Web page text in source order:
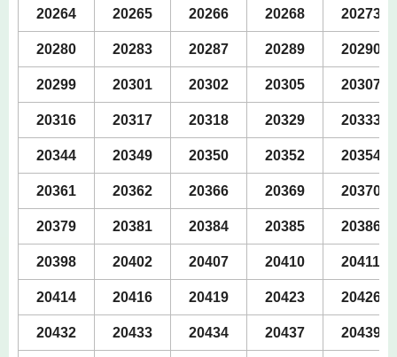
20264 20265 20266 20268 20273
20280 20283 20287 20289 20290
20299 20301 20302 20305 20307
20316 20317 20318 20329 20333
20344 20349 20350 20352 20354
20361 20362 20366 20369 20370
20379 20381 20384 20385 20386
20398 20402 20407 20410 20411
20414 20416 20419 20423 20426
20432 20433 20434 20437 20439